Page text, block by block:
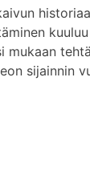
sijainnin